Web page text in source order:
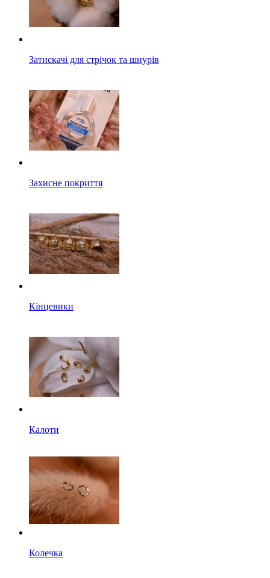
Затискачі для стрічок та шнурів
Захисне покриття
Кінцевики
Калоти
Колечка